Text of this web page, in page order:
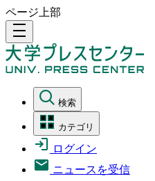
ページ上部
density_medium
検索
カテゴリ
ログイン
ニュースを受信